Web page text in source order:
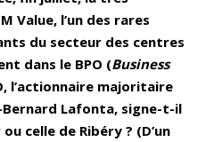
Value, l’un des rares
du secteur des centres
dans le BPO (Business
l’actionnaire majoritaire
Bernard Lafonta, signe-t-il
celle de Ribéry ? (D’un